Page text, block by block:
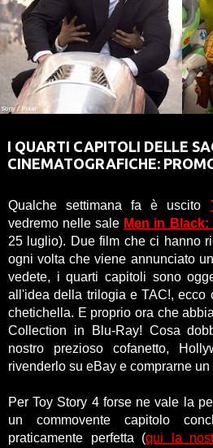
Sony / Pixar
I QUARTI CAPITOLI DELLE
CINEMATOGRAFICHE:
Qualche settimana fa è uscito
vedremo nelle sale Men in Black:
25 luglio). Due film che ci hanno
ogni volta che viene annunciato
vedete, i quarti capitoli sono
all'idea della trilogia e TAC!, ecco
chetichella. E proprio ora che
Collection in Blu-Ray! Cosa
nostro prezioso cofanetto,
rivenderlo su eBay e comprarne un
Per Toy Story 4 forse ne vale la
un commovente capitolo
praticamente perfetta (qui la